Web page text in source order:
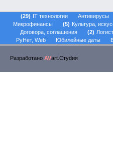
29 IT технологии Антивирусы
Микрофинансы
5 Культура,
Договора, соглашения
2
РуНет, Web
Юбилейные даты
Разработано AVart.Стуdия